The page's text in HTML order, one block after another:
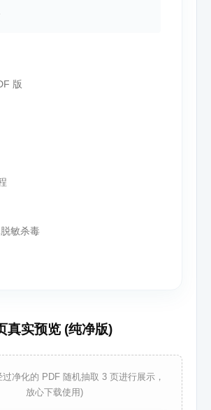
版
敏杀毒
真实预览 (纯净版)
净化的 PDF 随机抽取 3 页进行展示，
放心下载使用)